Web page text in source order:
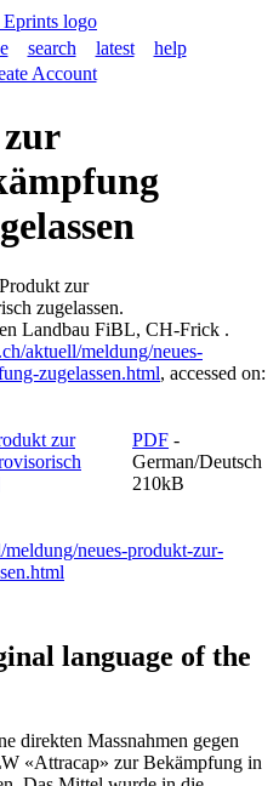
search latest
help
Account
zur
zugelassen.
Landbau FiBL, CH-Frick .
aktuell/meldung/neues-
zugelassen.html, accessed on:
PDF -
German/Deutsch
210kB
neues-produkt-zur-
language of the
direkten Massnahmen gegen
«Attracap» zur Bekämpfung in